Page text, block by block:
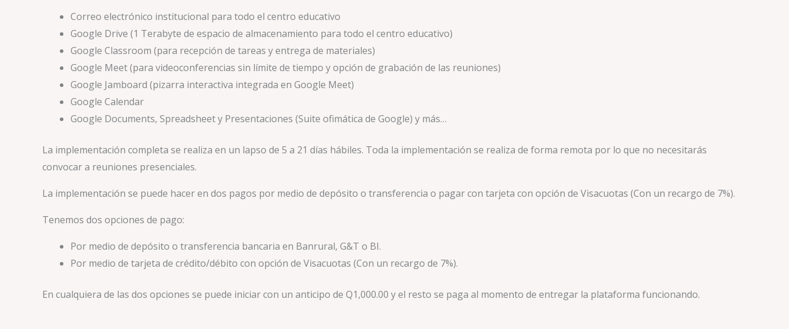
Correo electrónico institucional para todo el centro educativo
Google Drive (1 Terabyte de espacio de almacenamiento para todo el centro educativo)
Google Classroom (para recepción de tareas y entrega de materiales)
Google Meet (para videoconferencias sin límite de tiempo y opción de grabación de las reuniones)
Google Jamboard (pizarra interactiva integrada en Google Meet)
Google Calendar
Google Documents, Spreadsheet y Presentaciones (Suite ofimática de Google) y más…
La implementación completa se realiza en un lapso de 5 a 21 días hábiles. Toda la implementación se realiza de forma remota por lo que no necesitarás
convocar a reuniones presenciales.
La implementación se puede hacer en dos pagos por medio de depósito o transferencia o pagar con tarjeta con opción de Visacuotas (Con un recargo de 7%).
Tenemos dos opciones de pago:
Por medio de depósito o transferencia bancaria en Banrural, G&T o BI.
Por medio de tarjeta de crédito/débito con opción de Visacuotas (Con un recargo de 7%).
En cualquiera de las dos opciones se puede iniciar con un anticipo de Q1,000.00 y el resto se paga al momento de entregar la plataforma funcionando.